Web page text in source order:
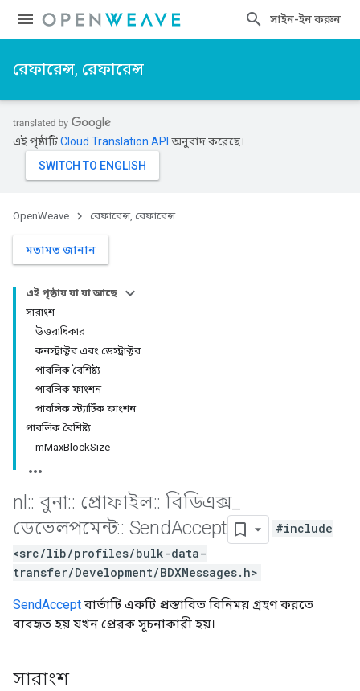
সাইন-ইন করুন
রেফারেন্স, রেফারেন্স
এই পৃষ্ঠাটিCloud Translation API অনুবাদ করেছে।
OpenWeave রেফারেন্স, রেফারেন্স
মতামত জানান
এই পৃষ্ঠায় যা যা আছে
সারাংশ
উত্তরাধিকার
কনস্ট্রাক্টর এবং ডেস্ট্রাক্টর
পাবলিক বৈশিষ্ট্য
পাবলিক ফাংশন
পাবলিক স্ট্যাটিক ফাংশন
পাবলিক বৈশিষ্ট্য
mMaxBlockSize
nl :: বুনা:: প্রোফাইল:: বিডিএক্স_
ডেভেলপমেন্ট:: SendAccept
#include
<src/lib/profiles/bulk-data-
transfer/Development/BDXMessages.h>
SendAccept বার্তাটি একটি প্রস্তাবিত বিনিময় গ্রহণ করতে
ব্যবহৃত হয় যখন প্রেরক সূচনাকারী হয়।
সারাংশ